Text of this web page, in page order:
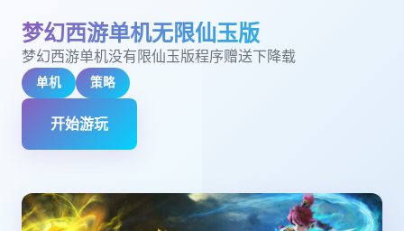
梦幻西游单机无限仙玉版
梦幻西游单机没有限仙玉版程序赠送下降载
单机 策略
开始游玩